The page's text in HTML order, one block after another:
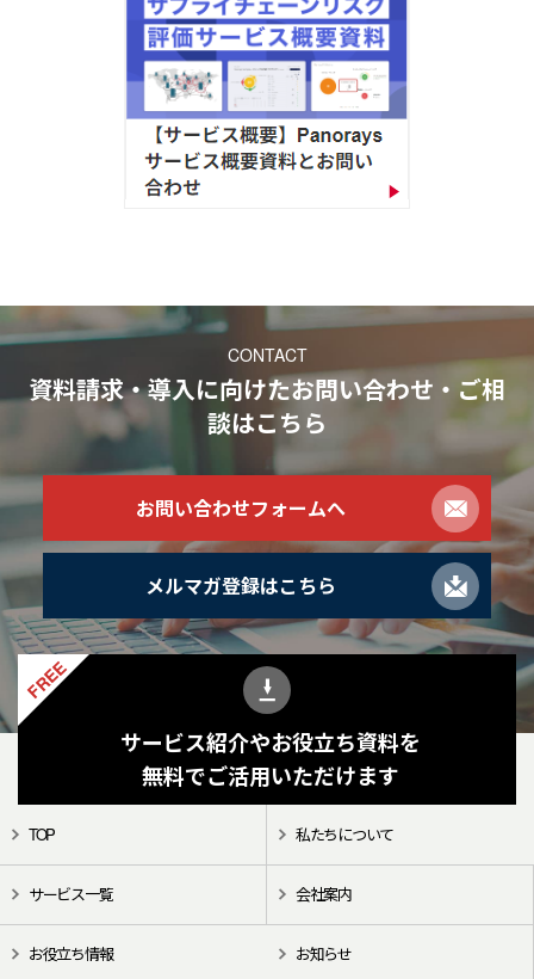
CONTACT
資料請求・導入に向けたお問い合わせ・ご相
談はこちら
お問い合わせフォームへ
メルマガ登録はこちら
FREE
サービス紹介やお役立ち資料を
無料でご活用いただけます
TOP 私たちについて
サービス一覧 会社案内
お役立ち情報 お知らせ